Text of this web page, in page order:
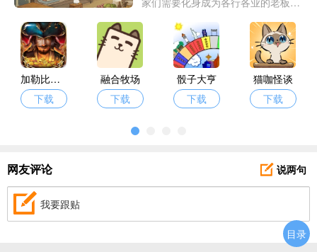
门庭若市知名老店的过程，爱东东手
游今天特意带来了一批精品模拟经营
游戏供君一一挑选。
加勒比帝国
下载
融合牧场
下载
骰子大亨
下载
猫咖怪谈
下载
网友评论 说两句
我要跟贴
目录